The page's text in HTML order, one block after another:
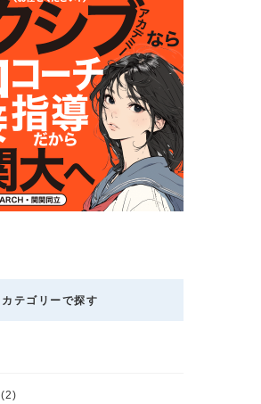
カテゴリーで探す
(2)